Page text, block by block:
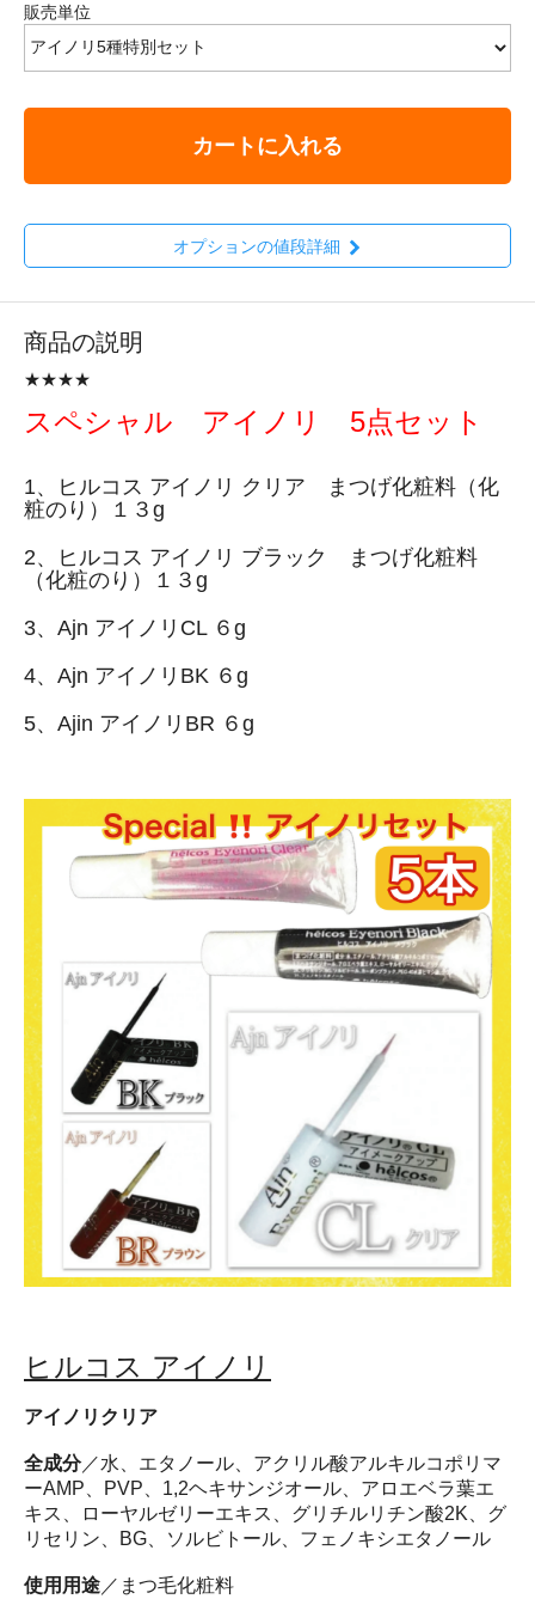
販売単位
カートに入れる
オプションの値段詳細
商品の説明
★★★★
スペシャル アイノリ 5点セット
1、ヒルコス アイノリ クリア まつげ化粧料（化
粧のり）１３g
2、ヒルコス アイノリ ブラック まつげ化粧料
（化粧のり）１３g
3、Ajn アイノリCL ６g
4、Ajn アイノリBK ６g
5、Ajin アイノリBR ６g
ヒルコス アイノリ
アイノリクリア
全成分／水、エタノール、アクリル酸アルキルコポリマ
ーAMP、PVP、1,2ヘキサンジオール、アロエベラ葉エ
キス、ローヤルゼリーエキス、グリチルリチン酸2K、グ
リセリン、BG、ソルビトール、フェノキシエタノール
使用用途 ／まつ毛化粧料